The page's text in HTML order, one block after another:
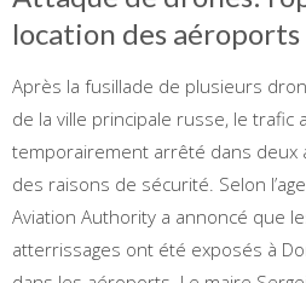
location des aéroports
Après la fusillade de plusieurs
de la ville principale russe, le trafic
temporairement arrêté dans
des raisons de sécurité. Selon
Aviation Authority a annoncé que
atterrissages ont été exposés à